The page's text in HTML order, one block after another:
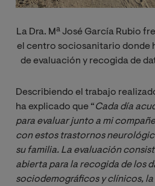
La Dra. Mª José García Rubio
el centro sociosanitario donde
de evaluación y recogida de
Describiendo el trabajo
ha explicado que “Cada día
para evaluar junto a mi
con estos trastornos
su familia. La evaluación
abierta para la recogida de los
sociodemográficos y clínicos,